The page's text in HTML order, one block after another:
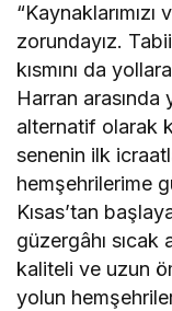
zorundayız.
kısmını da
Harran arasında
alternatif olarak
senenin ilk
hemşehrilerime
Kısas’tan
güzergâhı
kaliteli ve uzun
yolun